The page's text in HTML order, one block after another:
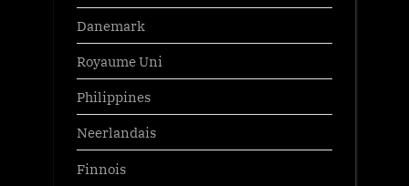
Danemark
Royaume Uni
Philippines
Neerlandais
Finnois